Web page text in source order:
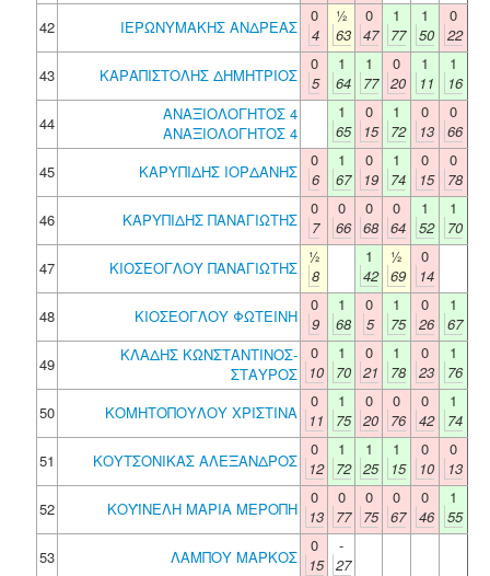
42
ΙΕΡΩΝΥΜΑΚΗΣ ΑΝΔΡΕΑΣ
0
4
½
63
0
47
1
77
1
50
0
22
43
ΚΑΡΑΠΙΣΤΟΛΗΣ ΔΗΜΗΤΡΙΟΣ
0
5
1
64
1
77
0
20
1
11
1
16
44
ΑΝΑΞΙΟΛΟΓΗΤΟΣ 4
ΑΝΑΞΙΟΛΟΓΗΤΟΣ 4
1
65
0
15
1
72
0
13
0
66
45
ΚΑΡΥΠΙΔΗΣ ΙΟΡΔΑΝΗΣ
0
6
1
67
0
19
1
74
0
15
0
78
46
ΚΑΡΥΠΙΔΗΣ ΠΑΝΑΓΙΩΤΗΣ
0
7
0
66
0
68
0
64
1
52
1
70
47
ΚΙΟΣΕΟΓΛΟΥ ΠΑΝΑΓΙΩΤΗΣ
½
8
1
42
½
69
0
14
48
ΚΙΟΣΕΟΓΛΟΥ ΦΩΤΕΙΝΗ
0
9
1
68
0
5
1
75
0
26
1
67
49
ΚΛΑΔΗΣ ΚΩΝΣΤΑΝΤΙΝΟΣ-
ΣΤΑΥΡΟΣ
0
10
1
70
0
21
1
78
0
23
1
76
50
ΚΟΜΗΤΟΠΟΥΛΟΥ ΧΡΙΣΤΙΝΑ
0
11
1
75
0
20
0
76
0
42
1
74
51
ΚΟΥΤΣΟΝΙΚΑΣ ΑΛΕΞΑΝΔΡΟΣ
0
12
1
72
1
25
1
15
0
10
0
13
52
ΚΟΥΪΝΕΛΗ ΜΑΡΙΑ ΜΕΡΟΠΗ
0
13
0
77
0
75
0
67
0
46
1
55
53
ΛΑΜΠΟΥ ΜΑΡΚΟΣ
0
15
-
27